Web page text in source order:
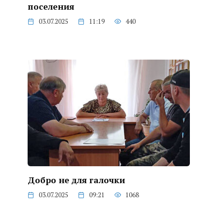
поселения
03.07.2025 11:19 440
Добро не для галочки
03.07.2025 09:21 1068